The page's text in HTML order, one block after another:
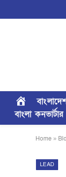
বাংলা কনভার্টার
Home »
LEAD